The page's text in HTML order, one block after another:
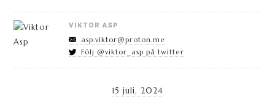
VIKTOR ASP
asp.viktor@proton.me
Följ @viktor_asp på twitter
15 juli, 2024